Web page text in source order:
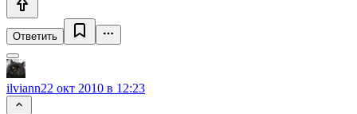
Ответить
ilviann22 окт 2010 в 12:23